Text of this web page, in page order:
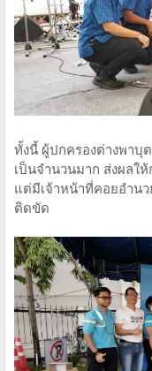
ทั้งนี้ ผู้ปกครองต่างพาบุ
เป็นจำนวนมาก ส่งผลใ
แต่มีเจ้าหน้าที่คอยอำน
ติดขัด